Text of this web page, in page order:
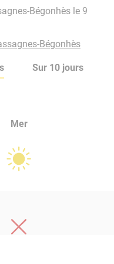
Bégonhès le 9
Bégonhès
Sur 10 jours
Mer